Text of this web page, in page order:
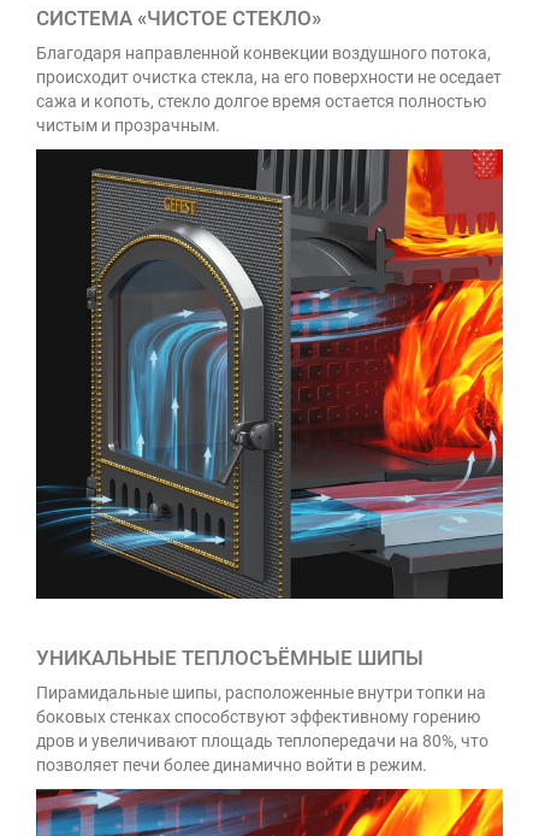
СИСТЕМА «ЧИСТОЕ СТЕКЛО»
Благодаря направленной конвекции воздушного потока,
происходит очистка стекла, на его поверхности не оседает
сажа и копоть, стекло долгое время остается полностью
чистым и прозрачным.
УНИКАЛЬНЫЕ ТЕПЛОСЪЁМНЫЕ ШИПЫ
Пирамидальные шипы, расположенные внутри топки на
боковых стенках способствуют эффективному горению
дров и увеличивают площадь теплопередачи на 80%, что
позволяет печи более динамично войти в режим.